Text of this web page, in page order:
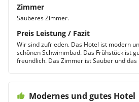
Zimmer
Sauberes Zimmer.
Preis Leistung / Fazit
Wir sind zufrieden. Das Hotel ist modern
schönen Schwimmbad. Das Frühstück ist
freundlich. Das Zimmer ist Sauber und
Modernes und gutes Hotel